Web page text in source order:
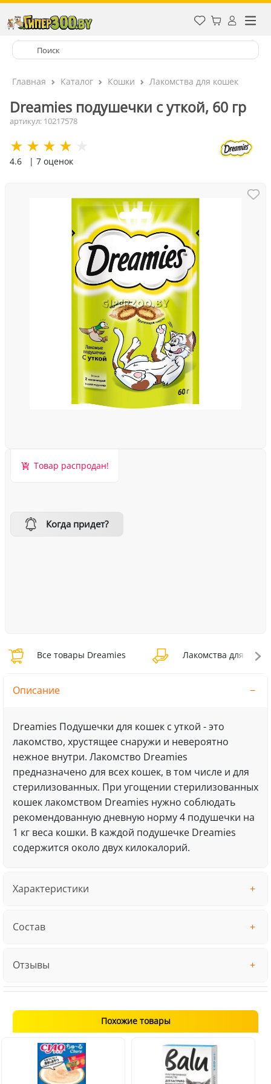
Главная Каталог Кошки Лакомства для кошек
Dreamies подушечки с уткой, 60 гр
артикул: 10217578
4.6 | 7 оценок
Товар распродан!
Когда придет?
Все товары Dreamies Лакомства для
Описание
Dreamies Подушечки для кошек с уткой - это
лакомство, хрустящее снаружи и невероятно
нежное внутри. Лакомство Dreamies
предназначено для всех кошек, в том числе и для
стерилизованных. При угощении стерилизованных
кошек лакомством Dreamies нужно соблюдать
рекомендованную дневную норму 4 подушечки на
1 кг веса кошки. В каждой подушечке Dreamies
содержится около двух килокалорий.
Характеристики
Состав
Отзывы
Похожие товары